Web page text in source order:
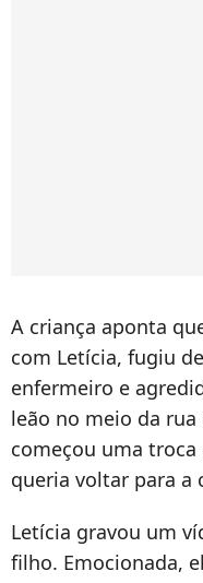
A criança aponta
com Letícia, fugiu
enfermeiro e
leão no meio da
começou uma
queria voltar para a
Letícia gravou um
filho. Emocionada,